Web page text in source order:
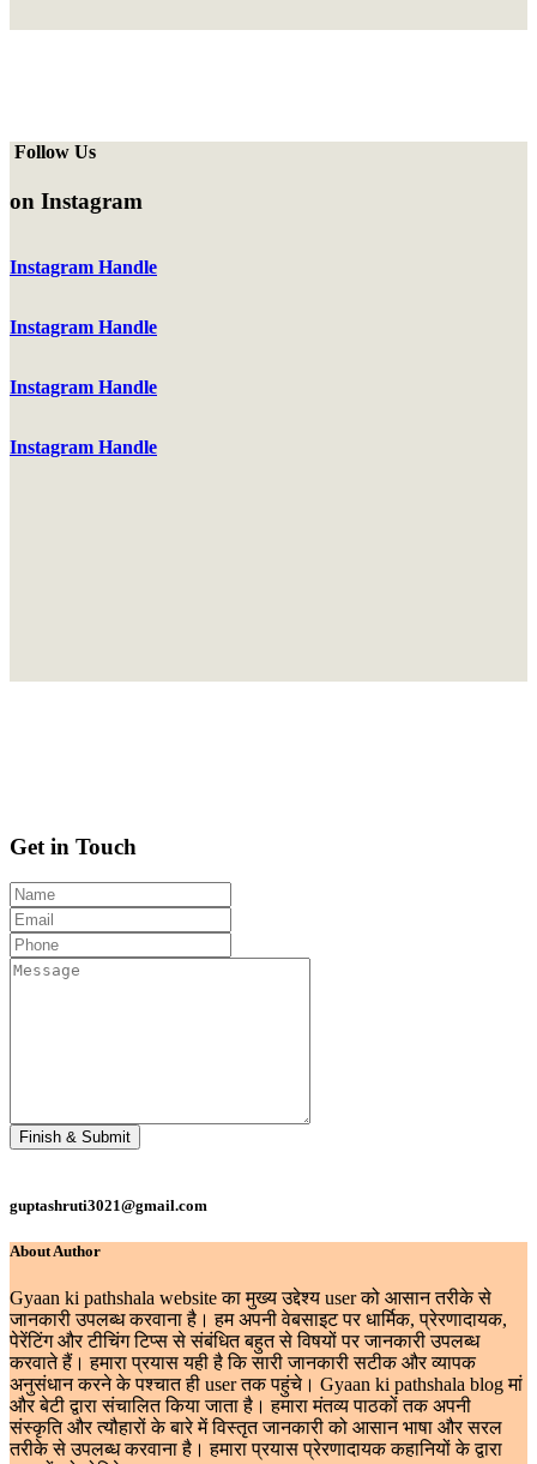
Follow Us
on Instagram
Instagram Handle
Instagram Handle
Instagram Handle
Instagram Handle
Get in Touch
Finish & Submit
guptashruti3021@gmail.com
About Author
Gyaan ki pathshala website का मुख्य उद्देश्य user को आसान तरीके से
जानकारी उपलब्ध करवाना है। हम अपनी वेबसाइट पर धार्मिक, प्रेरणादायक,
पेरेंटिंग और टीचिंग टिप्स से संबंधित बहुत से विषयों पर जानकारी उपलब्ध
करवाते हैं। हमारा प्रयास यही है कि सारी जानकारी सटीक और व्यापक
अनुसंधान करने के पश्चात ही user तक पहुंचे। Gyaan ki pathshala blog मां
और बेटी द्वारा संचालित किया जाता है। हमारा मंतव्य पाठकों तक अपनी
संस्कृति और त्यौहारों के बारे में विस्तृत जानकारी को आसान भाषा और सरल
तरीके से उपलब्ध करवाना है। हमारा प्रयास प्रेरणादायक कहानियों के द्वारा